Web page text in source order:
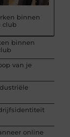
binnen
club
binnen
van je
online